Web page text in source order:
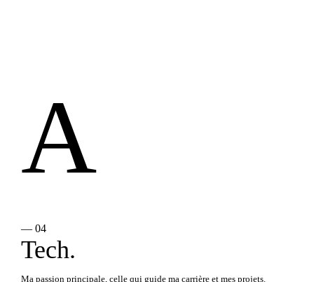
A
— 04
Tech.
Ma passion principale, celle qui guide ma carrière et mes projets.